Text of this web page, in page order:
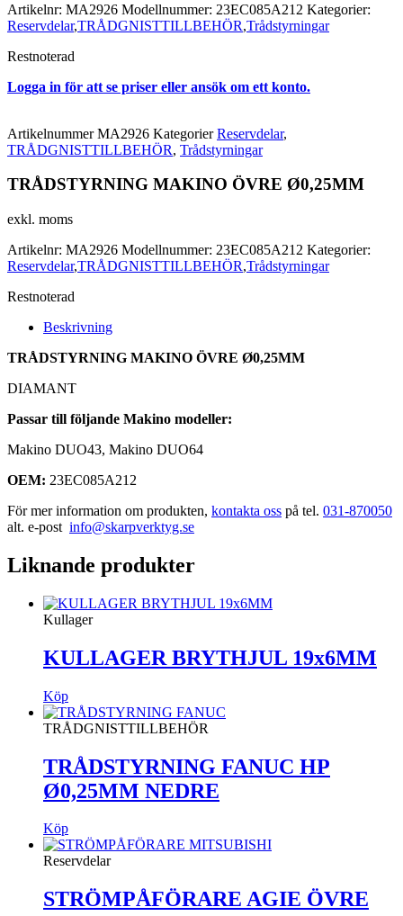
Artikelnr: MA2926 Modellnummer: 23EC085A212 Kategorier:
Reservdelar,TRÅDGNISTTILLBEHÖR,Trådstyrningar
Restnoterad
Logga in för att se priser eller ansök om ett konto.
ArtikelnummerMA2926 Kategorier Reservdelar,
TRÅDGNISTTILLBEHÖR, Trådstyrningar
TRÅDSTYRNING MAKINO ÖVRE Ø0,25MM
exkl. moms
Artikelnr: MA2926 Modellnummer: 23EC085A212 Kategorier:
Reservdelar,TRÅDGNISTTILLBEHÖR,Trådstyrningar
Restnoterad
Beskrivning
TRÅDSTYRNING MAKINO ÖVRE Ø0,25MM
DIAMANT
Passar till följande Makino modeller:
Makino DUO43, Makino DUO64
OEM: 23EC085A212
För mer information om produkten, kontakta oss på tel. 031-870050
alt. e-post info@skarpverktyg.se
Liknande produkter
Kullager
KULLAGER BRYTHJUL 19x6MM
Köp
TRÅDGNISTTILLBEHÖR
TRÅDSTYRNING FANUC HP
Ø0,25MM NEDRE
Köp
Reservdelar
STRÖMPÅFÖRARE AGIE ÖVRE